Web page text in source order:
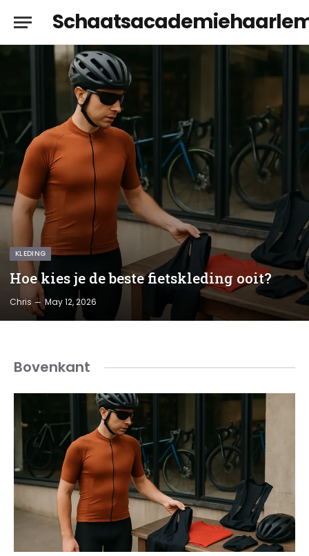
KLEDING
Hoe kies je de beste fietskleding ooit?
Chris May 12, 2026
Bovenkant